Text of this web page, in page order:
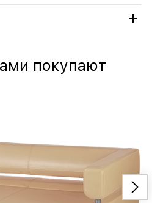
покупают